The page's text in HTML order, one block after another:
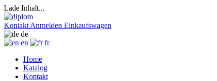
Lade Inhalt...
Kontakt Anmelden Einkaufswagen
de
en
fr
Home
Katalog
Kontakt